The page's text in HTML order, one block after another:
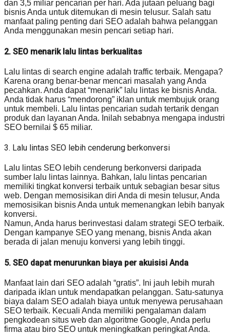
dan 3,5 miliar pencarian per hari. Ada jutaan peluang bagi
bisnis Anda untuk ditemukan di mesin telusur. Salah satu
manfaat paling penting dari SEO adalah bahwa pelanggan
Anda menggunakan mesin pencari setiap hari.
2. SEO menarik lalu lintas berkualitas
Lalu lintas di search engine adalah traffic terbaik. Mengapa?
Karena orang benar-benar mencari masalah yang Anda
pecahkan. Anda dapat “menarik” lalu lintas ke bisnis Anda.
Anda tidak harus “mendorong” iklan untuk membujuk orang
untuk membeli. Lalu lintas pencarian sudah tertarik dengan
produk dan layanan Anda. Inilah sebabnya mengapa industri
SEO bernilai $ 65 miliar.
3. Lalu lintas SEO lebih cenderung berkonversi
Lalu lintas SEO lebih cenderung berkonversi daripada
sumber lalu lintas lainnya. Bahkan, lalu lintas pencarian
memiliki tingkat konversi terbaik untuk sebagian besar situs
web. Dengan memosisikan diri Anda di mesin telusur, Anda
memosisikan bisnis Anda untuk memenangkan lebih banyak
konversi.
Namun, Anda harus berinvestasi dalam strategi SEO terbaik.
Dengan kampanye SEO yang menang, bisnis Anda akan
berada di jalan menuju konversi yang lebih tinggi.
5. SEO dapat menurunkan biaya per akuisisi Anda
Manfaat lain dari SEO adalah “gratis”. Ini jauh lebih murah
daripada iklan untuk mendapatkan pelanggan. Satu-satunya
biaya dalam SEO adalah biaya untuk menyewa perusahaan
SEO terbaik. Kecuali Anda memiliki pengalaman dalam
pengkodean situs web dan algoritme Google, Anda perlu
firma atau biro SEO untuk meningkatkan peringkat Anda.